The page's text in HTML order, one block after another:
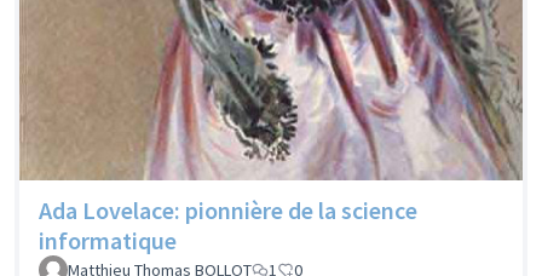
Ada Lovelace: pionnière de la science
informatique
Matthieu Thomas BOLLOT 1 0